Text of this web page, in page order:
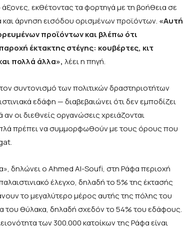
εκθέτοντας τα φορτηγά με τη βοήθεια σε
άρνηση εισόδου ορισμένων προϊόντων. «Αυτή
προϊόντων και βλέπω ότι
έκτακτης στέγης: κουβέρτες, κιτ
πολλά άλλα», λέει η πηγή.
συντονισμό των πολιτικών δραστηριοτήτων
εδάφη — διαβεβαιώνει ότι δεν εμποδίζει
οι διεθνείς οργανώσεις χρειάζονται
πρέπει να συμμορφωθούν με τους όρους που
δηλώνει ο Ahmed Al-Soufi, στη Ράφα περιοχή
έλεγχο, δηλαδή το 5% της έκτασής
το μεγαλύτερο μέρος αυτής της πόλης του
του θύλακα, δηλαδή σχεδόν το 54% του εδάφους.
των 300.000 κατοίκων της Ράφα είναι